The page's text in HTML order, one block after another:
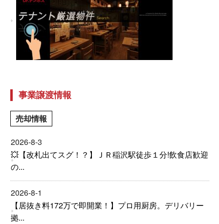
事業譲渡情報
売却情報
2026-8-3
💥【改札出てスグ！？】ＪＲ稲沢駅徒歩１分!飲食店歓迎
の...
2026-8-1
【居抜き料172万で即開業！】プロ用厨房。デリバリー
拠...